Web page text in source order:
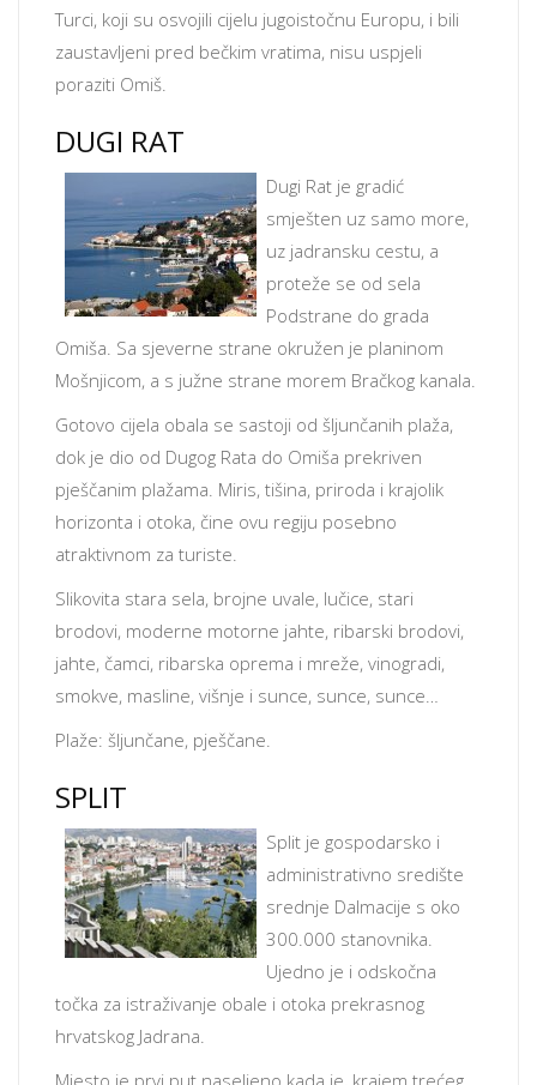
Turci, koji su osvojili cijelu jugoistočnu Europu, i bili
zaustavljeni pred bečkim vratima, nisu uspjeli
poraziti Omiš.
DUGI RAT
Dugi Rat je gradić
smješten uz samo more,
uz jadransku cestu, a
proteže se od sela
Podstrane do grada
Omiša. Sa sjeverne strane okružen je planinom
Mošnjicom, a s južne strane morem Bračkog kanala.
Gotovo cijela obala se sastoji od šljunčanih plaža,
dok je dio od Dugog Rata do Omiša prekriven
pješčanim plažama. Miris, tišina, priroda i krajolik
horizonta i otoka, čine ovu regiju posebno
atraktivnom za turiste.
Slikovita stara sela, brojne uvale, lučice, stari
brodovi, moderne motorne jahte, ribarski brodovi,
jahte, čamci, ribarska oprema i mreže, vinogradi,
smokve, masline, višnje i sunce, sunce, sunce…
Plaže: šljunčane, pješčane.
SPLIT
Split je gospodarsko i
administrativno središte
srednje Dalmacije s oko
300.000 stanovnika.
Ujedno je i odskočna
točka za istraživanje obale i otoka prekrasnog
hrvatskog Jadrana.
Mjesto je prvi put naseljeno kada je, krajem trećeg